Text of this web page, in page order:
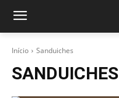
Início Sanduiches
SANDUICHES